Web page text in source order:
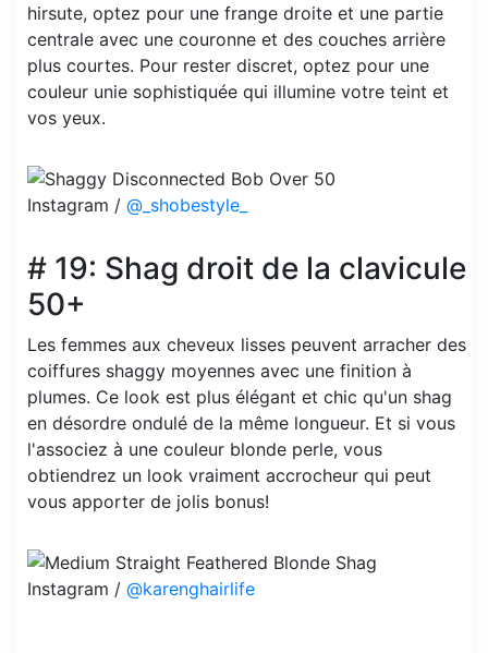
hirsute, optez pour une frange droite et une partie
centrale avec une couronne et des couches arrière
plus courtes. Pour rester discret, optez pour une
couleur unie sophistiquée qui illumine votre teint et
vos yeux.
Instagram / @_shobestyle_
# 19: Shag droit de la clavicule
50+
Les femmes aux cheveux lisses peuvent arracher des
coiffures shaggy moyennes avec une finition à
plumes. Ce look est plus élégant et chic qu'un shag
en désordre ondulé de la même longueur. Et si vous
l'associez à une couleur blonde perle, vous
obtiendrez un look vraiment accrocheur qui peut
vous apporter de jolis bonus!
Instagram / @karenghairlife